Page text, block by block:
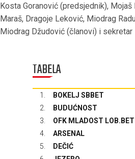
Kosta Goranović (predsjednik), Mojaš
Maraš, Dragoje Leković, Miodrag
Miodrag Džudović (članovi) i sekretar
TABELA
1. BOKELJ SBBET
2.
BUDUĆNOST
3.
OFK MLADOST LOB.BET
4.
ARSENAL
5.
DEČIĆ